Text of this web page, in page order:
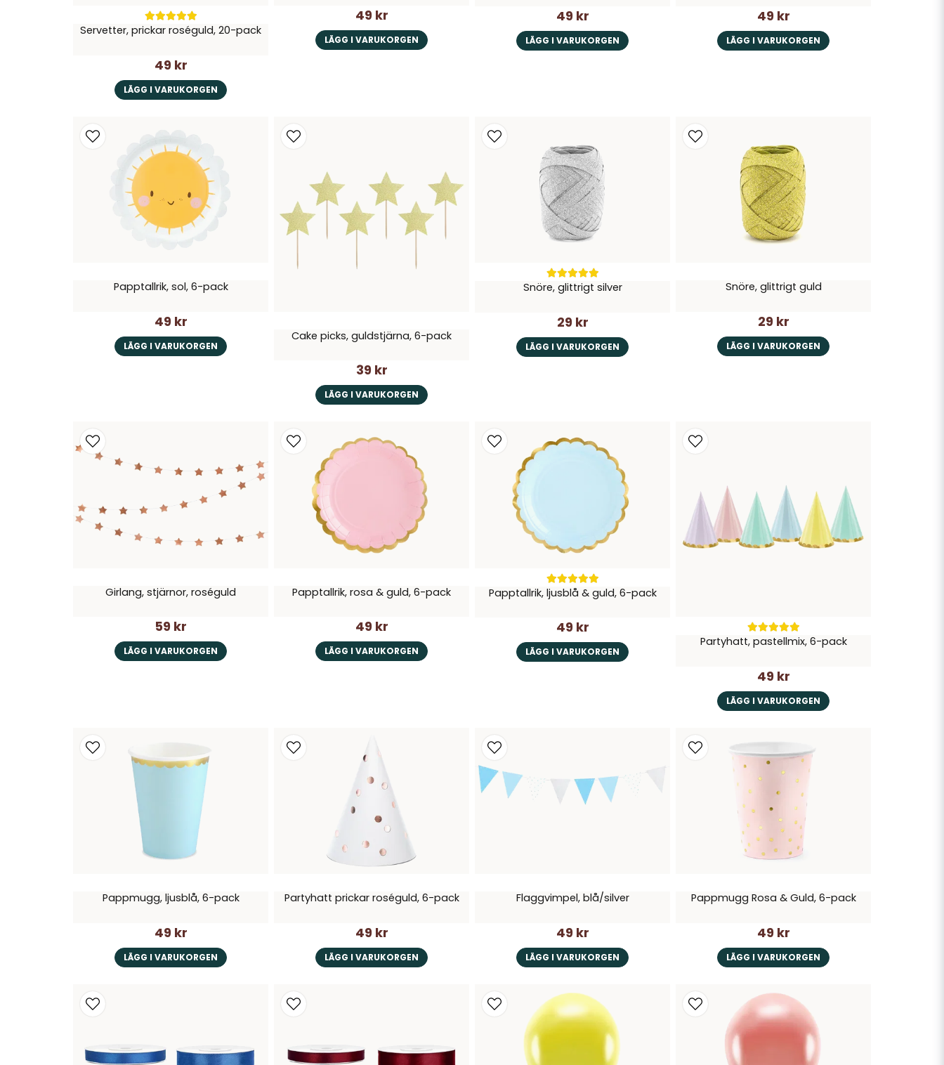
Servetter, prickar roséguld, 20-pack
49 kr
LÄGG I VARUKORGEN
49 kr
LÄGG I VARUKORGEN
49 kr
LÄGG I VARUKORGEN
49 kr
LÄGG I VARUKORGEN
Papptallrik, sol, 6-pack
49 kr
LÄGG I VARUKORGEN
Cake picks, guldstjärna, 6-pack
39 kr
LÄGG I VARUKORGEN
Snöre, glittrigt silver
29 kr
LÄGG I VARUKORGEN
Snöre, glittrigt guld
29 kr
LÄGG I VARUKORGEN
Girlang, stjärnor, roséguld
59 kr
LÄGG I VARUKORGEN
Papptallrik, rosa & guld, 6-pack
49 kr
LÄGG I VARUKORGEN
Papptallrik, ljusblå & guld, 6-pack
49 kr
LÄGG I VARUKORGEN
Partyhatt, pastellmix, 6-pack
49 kr
LÄGG I VARUKORGEN
Pappmugg, ljusblå, 6-pack
49 kr
LÄGG I VARUKORGEN
Partyhatt prickar roséguld, 6-pack
49 kr
LÄGG I VARUKORGEN
Flaggvimpel, blå/silver
49 kr
LÄGG I VARUKORGEN
Pappmugg Rosa & Guld, 6-pack
49 kr
LÄGG I VARUKORGEN